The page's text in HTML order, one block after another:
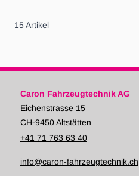
15Artikel
Caron Fahrzeugtechnik AG
Eichenstrasse 15
CH-9450 Altstätten
+41 71 763 63 40
info@caron-fahrzeugtechnik.ch